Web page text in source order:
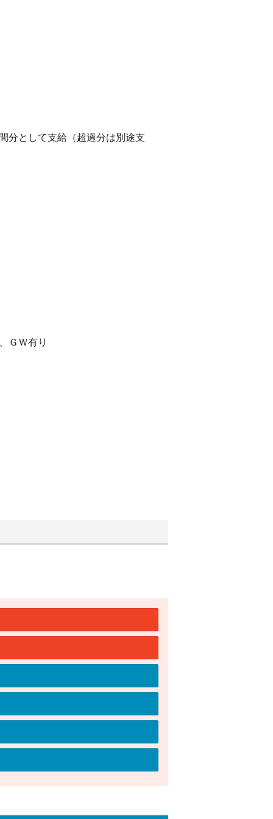
分として支給（超過分は別途支
ＧＷ有り